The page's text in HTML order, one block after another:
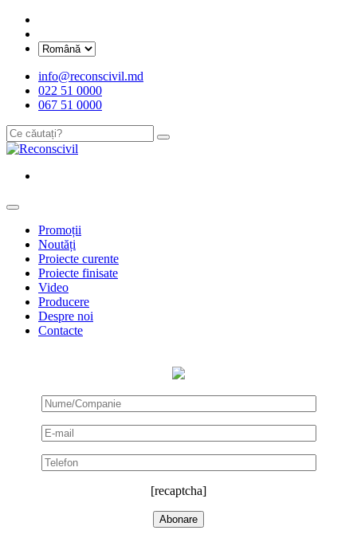
info@reconscivil.md
022 51 0000
067 51 0000
Promoții
Noutăți
Proiecte curente
Proiecte finisate
Video
Producere
Despre noi
Contacte
[recaptcha]